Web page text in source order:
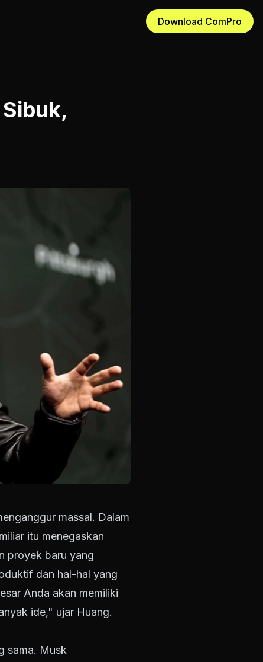
Download ComPro
massal. Dalam
itu menegaskan
proyek baru yang
dan hal-hal yang
Anda akan memiliki
ide," ujar Huang.
sama. Musk